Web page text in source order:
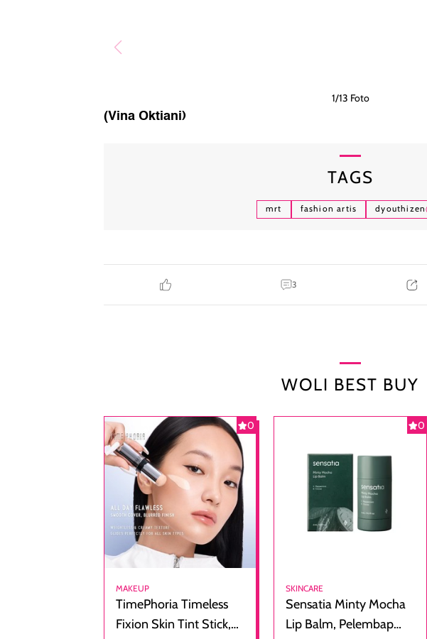
1/13 Foto
(Vina Oktiani)
TAGS
mrt fashion artis dyouthizen
3
WOLI BEST BUY
0
MAKEUP
TimePhoria Timeless
Fixion Skin Tint Stick,
0
SKINCARE
Sensatia Minty Mocha
Lip Balm, Pelembap